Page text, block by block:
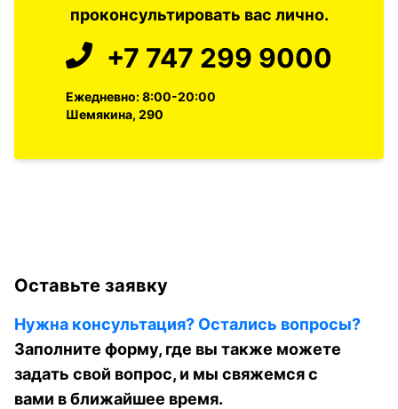
проконсультировать вас лично.
+7 747 299 9000
Ежедневно: 8:00-20:00
Шемякина, 290
Оставьте заявку
Нужна консультация? Остались вопросы?
Заполните форму, где вы также можете
задать свой вопрос, и мы свяжемся с
вами в ближайшее время.